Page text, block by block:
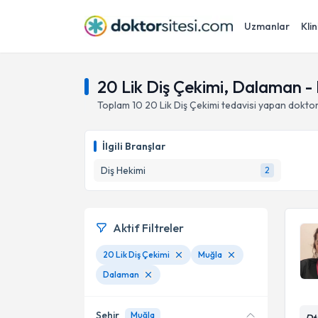
Uzmanlar
20 Lik Diş Çekimi, Dalaman -
Toplam 10 20 Lik Diş Çekimi tedavisi yapan
İlgili Branşlar
Diş Hekimi
2
Aktif Filtreler
20 Lik Diş Çekimi
Muğla
Dalaman
Şehir Muğla